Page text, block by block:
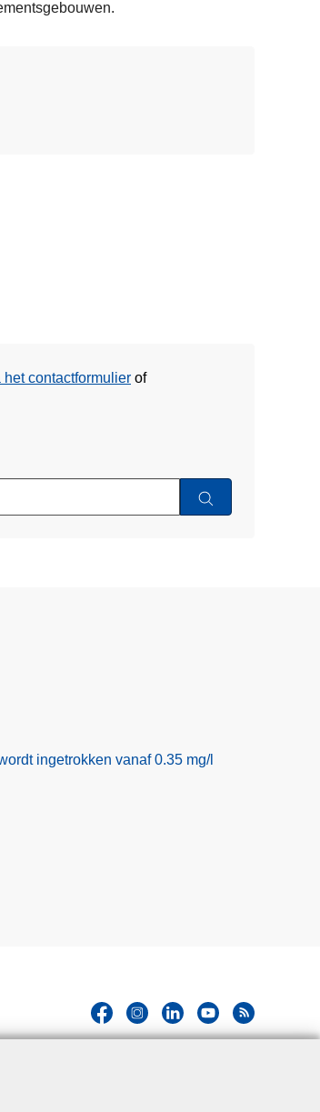
het contactformulier of
ingetrokken vanaf 0.35 mg/l